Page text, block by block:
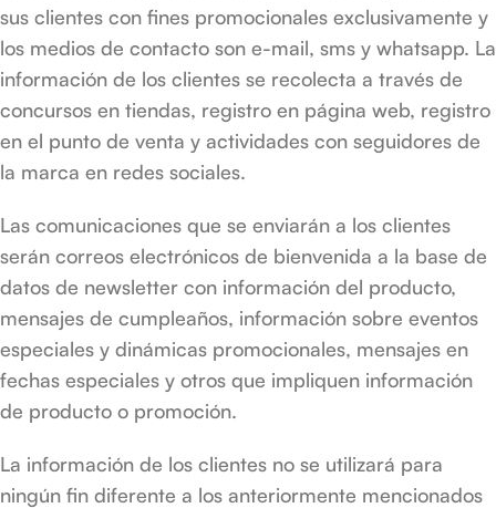
sus clientes con fines promocionales exclusivamente y
los medios de contacto son e-mail, sms y whatsapp. La
información de los clientes se recolecta a través de
concursos en tiendas, registro en página web, registro
en el punto de venta y actividades con seguidores de
la marca en redes sociales.
Las comunicaciones que se enviarán a los clientes
serán correos electrónicos de bienvenida a la base de
datos de newsletter con información del producto,
mensajes de cumpleaños, información sobre eventos
especiales y dinámicas promocionales, mensajes en
fechas especiales y otros que impliquen información
de producto o promoción.
La información de los clientes no se utilizará para
ningún fin diferente a los anteriormente mencionados